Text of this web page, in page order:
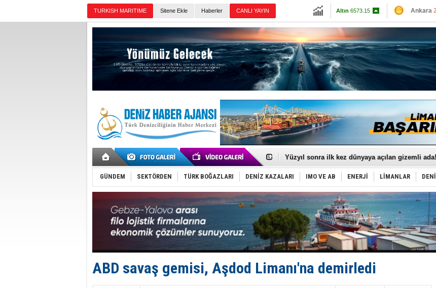
TURKISH MARITIME Sitene Ekle Haberler CANLI YAYIN
Altın 6573.15
Euro55.0046
Ankara
Antalya
Muğla
35 milyon TL'lik tekne projesinde karar çıktı
Yüzyıl sonra ilk kez dünyaya açılan gizemli ada!
Anadolu Tersanesi EYDEP’te A sertifikası alan
Derince, ILCA Masters Türkiye
Tüpraş, ham petrol taşımacılığına 4 yeni
İTU AUV, Dünya’da 2. oldu!
LNG taşımacılığında maliyetler katlandı
PROYAD, yat mürettebatı için yurt dışı harcı
Türkiye-Irak enerji hattında yeni dönem başlıyor
Türk Armatöre 'Uyuşturucu' tutuklaması!
Deniz turizminde yeni ‘Ceza Rejimi’!
DÖDER, 28. Dönem Yönetim Kurulu Başkanını
Baltık Denizi'nde tarih yazıldı!
GÜNDEM SEKTÖRDEN TÜRK BOĞAZLARI DENİZ KAZALARI IMO VE AB ENERJİ LİMANLAR
ABD savaş gemisi, Aşdod Limanı'na demirledi